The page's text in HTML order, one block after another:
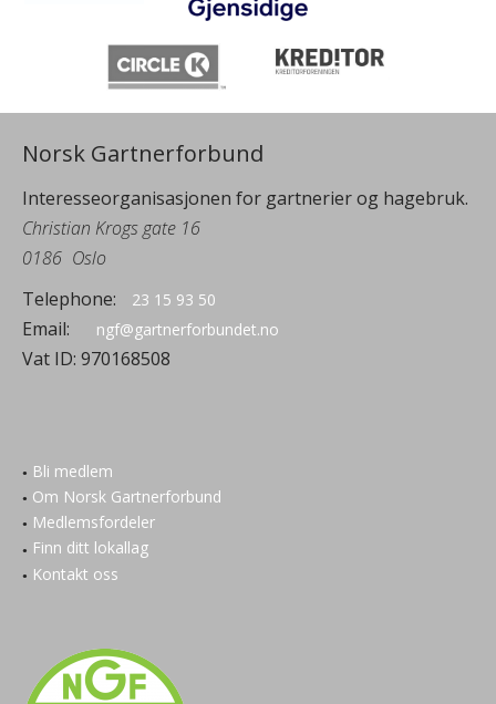
Norsk Gartnerforbund
Interesseorganisasjonen for gartnerier og hagebruk.
Christian Krogs gate 16
0186 Oslo
Telephone:
23 15 93 50
Email: ngf@gartnerforbundet.no
Vat ID: 970168508
Bli medlem
Om Norsk Gartnerforbund
Medlemsfordeler
Finn ditt lokallag
Kontakt oss